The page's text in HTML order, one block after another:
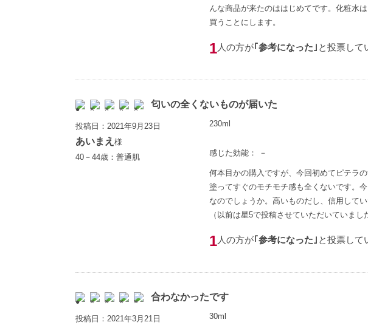
んな商品が来たのははじめてです。化粧水
買うことにします。
1人の方が｢参考になった｣ と投票して
匂いの全くないものが届いた
投稿日：2021年9月23日
あいまえ 様
40－44歳：普通肌
230ml
感じた効能： －
何本目かの購入ですが、今回初めてピテラ
塗ってすぐのモチモチ感も全くないです。
なのでしょうか。高いものだし、信用して
（以前は星5で投稿させていただいていまし
1人の方が｢参考になった｣ と投票して
合わなかったです
投稿日：2021年3月21日 30ml